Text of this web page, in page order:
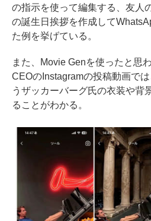
の指示を使って編集する、友人
の誕生日挨拶を作成して
た例を挙げている。
また、Movie Genを使ったと思
CEOのInstagramの投稿動画で
うザッカーバーグ氏の衣装や背
ることがわかる。